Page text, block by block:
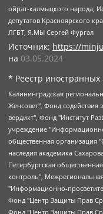
ойрат-калмыцкого народа,
депутатов Красноярского
ЛГБТ, Я.МЫ Сергей Фургал
Источник: https://
на 03.05.2024
* Реестр иностранных
Калининградская региональная общественная организация "Экозащита!-Женсовет", Фонд содействия защите прав и свобод граждан "Общественный вердикт", Фонд "Институт Развития Свободы Информации", Частное учреждение "Информационное агентство МЕМО. РУ", Региональная общественная организация "Общественная комиссия по сохранению наследия академика Сахарова", Фонд поддержки свободы прессы, Санкт-Петербургская общественная правозащитная организация "Гражданский контроль", Межрегиональная общественная организация "Информационно-просветительский центр "Мемориал", Региональный Фонд "Центр Защиты Прав Средств Массовой Информации", с 05.12.2023 Фонд "Центр Защиты Прав Средств массовой информации", Региональная общественная благотворительная организация помощи беженцам и мигрантам "Гражданское содействие", Негосударственное образовательное учреждение дополнительного профессионального образования (повышение квалификации) специалистов "АКАДЕМИЯ ПО ПРАВАМ ЧЕЛОВЕКА", Свердловская региональная общественная организация "Сутяжник", Автономная некоммерческая организация "Центр независимых социологических исследований", Союз общественных объединений "Российский исследовательский центр по правам человека", Региональное общественное учреждение научно-информационный центр "МЕМОРИАЛ", Некоммерческая организация "Фонд защиты гласности", Автономная некоммерческая организация "Институт прав человека", Городская общественная организация "Екатеринбургское общество "МЕМОРИАЛ", Городская общественная организация "Рязанское историко-просветительское и правозащитное общество "Мемориал" (Рязанский Мемориал), Челябинский региональный орган общественной самодеятельности – женское общественное объединение "Женщины Евразии", Челябинский региональный орган общественной самодеятельности "Уральская правозащитная группа", Фонд содействия защите здоровья и социальной справедливости имени Андрея Рылькова, Автономная Некоммерческая Организация "Аналитический Центр Юрия Левады", Автономная некоммерческая организация социальной поддержки населения "Проект Апрель", Региональная общественная организация помощи женщинам и детям, находящимся в кризисной ситуации "Информационно-методический центр "Анна", Фонд содействия развитию массовых коммуникаций и правовому просвещению "Так-так-Так", Фонд содействия устойчивому развитию "Серебряная тайга", Свердловский региональный общественный фонд социальных проектов "Новое время", "Idel.Реалии", Кавказ.Реалии, Крым.Реалии, Телеканал Настоящее Время, Татаро-башкирская служба Радио Свобода (Azatliq Radiosi), Радио Свободная Европа/Радио Свобода (PCE/PC), "Сибирь.Реалии", "Фактограф", Благотворительный фонд помощи осужденным и их семьям, Автономная некоммерческая организация "Институт глобализации и социальных движений", Фонд "В защиту прав заключенных", Частное учреждение "Центр поддержки и содействия развитию средств массовой информации", Пензенский региональный общественный благотворительный фонд "Гражданский союз", "Север.Реалии", Некоммерческая организация Фонд "Правовая инициатива", Общество с ограниченной ответственностью "Радио Свободная Европа/Радио Свобода", Чешское информационное агентство "MEDIUM-ORIENT", Красноярская региональная общественная организация "Мы против СПИДа", Камалягин Денис Николаевич, Маркелов Сергей Евгеньевич, Пономарев Лев Александрович, Савицкая Людмила Алексеевна, Автономная некоммерческая организация "Центр по работе с проблемой насилия "НАСИЛИЮ.НЕТ", Межрегиональный профессиональный союз работников здравоохранения "Альянс врачей", Юридическое лицо, зарегистрированное в Латвийской Республике, SIA "Medusa Project" (регистрационный номер 40103797863, дата регистрации 10.06.2014), Некоммерческая организация "Фонд по борьбе с коррупцией", Автономная некоммерческая организация "Институт права и публичной политики", Баданин Роман Сергеевич, Гликин Максим Александрович,